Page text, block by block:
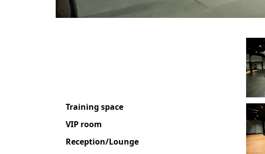
Training space
VIP room
Reception/Lounge